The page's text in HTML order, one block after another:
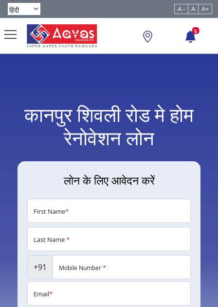
A - A A+
5
कानपुर शिवली रोड मे होम
रेनोवेशन लोन
लोन के लिए आवेदन करें
First Name*
Last Name*
+91 Mobile Number*
Email*